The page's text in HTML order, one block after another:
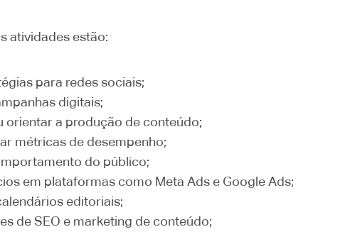
atividades estão:
para redes sociais;
digitais;
orientar a produção de conteúdo;
métricas de desempenho;
do público;
em plataformas como Meta Ads e Google Ads;
editoriais;
de SEO e marketing de conteúdo;